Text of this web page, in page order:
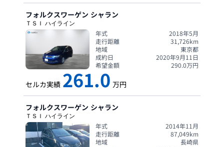
フォルクスワーゲン シャラン
ＴＳＩ ハイライン
年式
2018年5月
走行距離
31,726km
地域
東京都
成約日
2020年9月11日
希望金額
290.0万円
セルカ実績 261.0 万円
フォルクスワーゲン シャラン
ＴＳＩ ハイライン
年式
2014年11月
走行距離
87,049km
地域
長崎県